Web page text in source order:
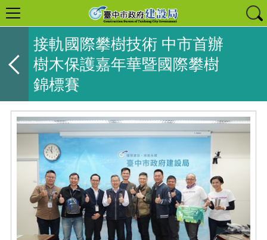
接軌國際攀樹技術 中市首辦
樹木保護嘉年華暨國際攀樹
錦標賽